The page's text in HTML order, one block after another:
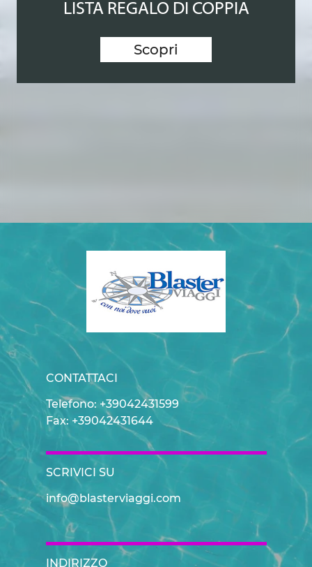
LISTA REGALO DI COPPIA
Scopri
CONTATTACI
Telefono: +39042431599
Fax: +39042431644
SCRIVICI SU
info@blasterviaggi.com
INDIRIZZO